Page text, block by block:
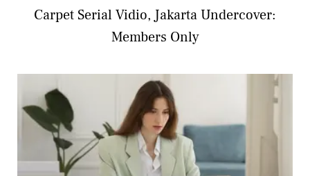
Carpet Serial Vidio, Jakarta Undercover:
Members Only